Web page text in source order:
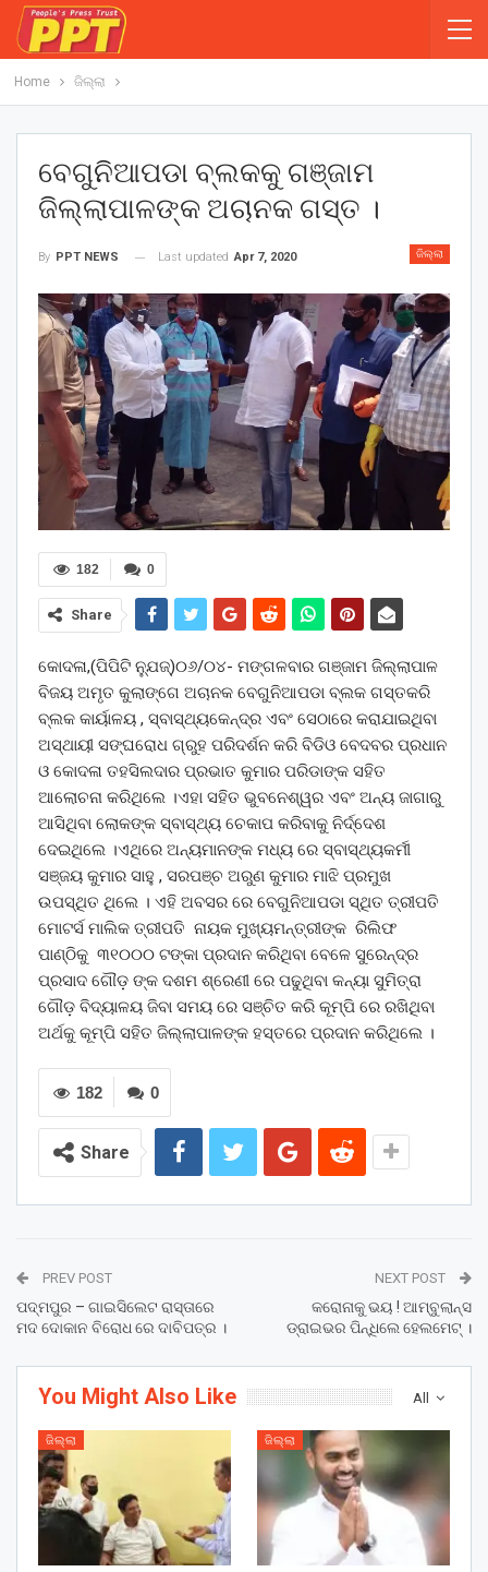
Home ଜିଲ୍ଲା
ବେଗୁନିଆପଡା ବ୍ଲକକୁ ଗଞ୍ଜାମ
ଜିଲ୍ଲାପାଳଙ୍କ ଅଚାନକ ଗସ୍ତ ।
ଜିଲ୍ଲା
By PPT NEWS Last updated Apr 7, 2020
0
182
Share
କୋଦଳା,(ପିପିଟି ନ୍ଯୁଜ୍)୦୬/୦୪- ମଙ୍ଗଳବାର ଗଞ୍ଜାମ ଜିଲ୍ଲାପାଳ
ବିଜୟ ଅମୃତ କୁଲାଙ୍ଗେ ଅଚାନକ ବେଗୁନିଆପଡା ବ୍ଲକ ଗସ୍ତକରି
ବ୍ଲକ କାର୍ୟାଳୟ , ସ୍ବାସ୍ଥ୍ୟକେନ୍ଦ୍ର ଏବଂ ସେଠାରେ କରାଯାଇଥିବା
ଅସ୍ଥାୟୀ ସଙ୍ଘରୋଧ ଗ୍ରୁହ ପରିଦର୍ଶନ କରି ବିଡିଓ ବେଦବର ପ୍ରଧାନ
ଓ କୋଦଳା ତହସିଲଦାର ପ୍ରଭାତ କୁମାର ପରିଡାଙ୍କ ସହିତ
ଆଲୋଚନା କରିଥିଲେ ।ଏହା ସହିତ ଭୁବନେଶ୍ୱର ଏବଂ ଅନ୍ୟ ଜାଗାରୁ
ଆସିଥିବା ଲୋକଙ୍କ ସ୍ବାସ୍ଥ୍ୟ ଚେକାପ କରିବାକୁ ନିର୍ଦ୍ଦେଶ
ଦେଇଥିଲେ ।ଏଥିରେ ଅନ୍ୟମାନଙ୍କ ମଧ୍ୟ ରେ ସ୍ବାସ୍ଥ୍ୟକର୍ମୀ
ସଞ୍ଜୟ କୁମାର ସାହୁ , ସରପଞ୍ଚ ଅରୁଣ କୁମାର ମାଝି ପ୍ରମୁଖ
ଉପସ୍ଥିତ ଥିଲେ । ଏହି ଅବସର ରେ ବେଗୁନିଆପଡା ସ୍ଥିତ ତ୍ରୀପତି
ମୋଟର୍ସ ମାଲିକ ତ୍ରୀପତି ନାୟକ ମୁଖ୍ୟମନ୍ତ୍ରୀଙ୍କ ରିଲିଫ
ପାଣ୍ଠିକୁ ୩୧୦୦୦ ଟଙ୍କା ପ୍ରଦାନ କରିଥିବା ବେଳେ ସୁରେନ୍ଦ୍ର
ପ୍ରସାଦ ଗୌଡ଼ ଙ୍କ ଦଶମ ଶ୍ରେଣୀ ରେ ପଢୁଥିବା କନ୍ୟା ସୁମିତ୍ରା
ଗୌଡ଼ ବିଦ୍ୟାଳୟ ଜିବା ସମୟ ରେ ସଞ୍ଚିତ କରି କୂମ୍ପି ରେ ରଖିଥିବା
ଅର୍ଥକୁ କୂମ୍ପି ସହିତ ଜିଲ୍ଲାପାଳଙ୍କ ହସ୍ତରେ ପ୍ରଦାନ କରିଥିଲେ ।
0
182
Share
PREV POST
ପଦ୍ମପୁର – ଗାଇସିଲେଟ ରାସ୍ତାରେ
ମଦ ଦୋକାନ ବିରୋଧ ରେ ଦାବିପତ୍ର ।
NEXT POST
କରୋନାକୁ ଭୟ ! ଆମ୍ବୁଲାନ୍ସ
ଡ୍ରାଇଭର ପିନ୍ଧିଲେ ହେଲମେଟ୍ ।
All
You Might Also Like
ଜିଲ୍ଲା ଜିଲ୍ଲା